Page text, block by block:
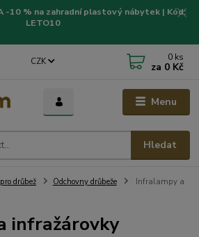
-10 % na zahradní plastový nábytek | Kód:
LETO10
Menu
CZK
Hledat
0 ks
za 0 Kč
drůbež Odchovny drůbeže
Infralampy a
infražárovky